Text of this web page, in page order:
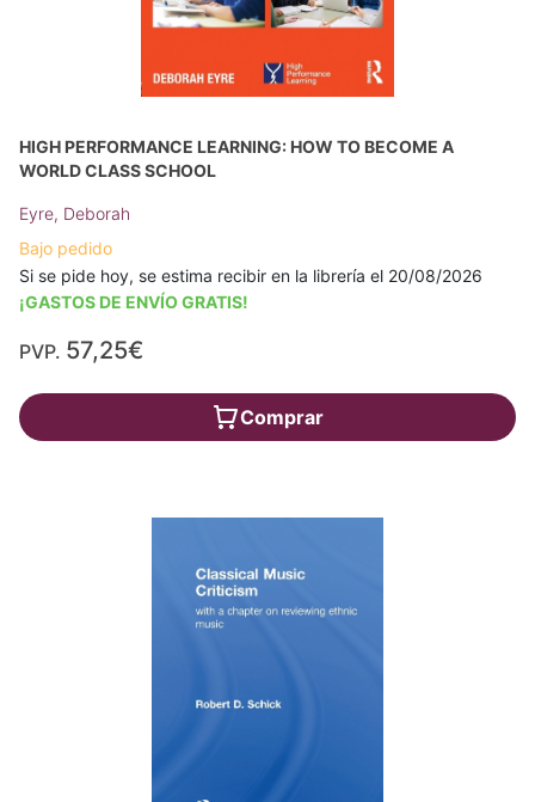
HIGH PERFORMANCE LEARNING: HOW TO BECOME A
WORLD CLASS SCHOOL
Eyre, Deborah
Bajo pedido
Si se pide hoy, se estima recibir en la librería el 20/08/2026
¡GASTOS DE ENVÍO GRATIS!
PVP. 57,25€
Comprar